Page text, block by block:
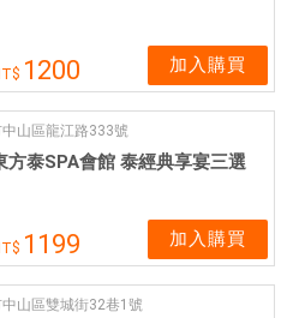
1200 加入購買
中山區龍江路333號
方泰SPA會館 泰經典享宴三選
1199 加入購買
中山區雙城街32巷1號